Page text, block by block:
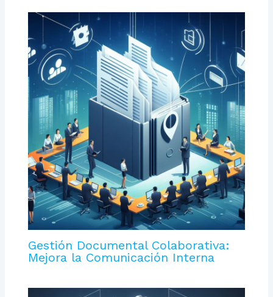
Gestión Documental Colaborativa:
Mejora la Comunicación Interna